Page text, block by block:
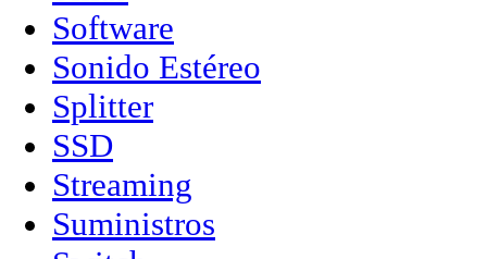
Software
Sonido Estéreo
Splitter
SSD
Streaming
Suministros